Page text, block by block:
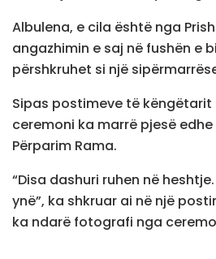
Albulena, e cila është nga
angazhimin e saj në fushën e
përshkruhet si një
Sipas postimeve të
ceremoni ka marrë pjesë
Përparim Rama.
“Disa dashuri ruhen në
ynë”, ka shkruar ai në një
ka ndarë fotografi nga